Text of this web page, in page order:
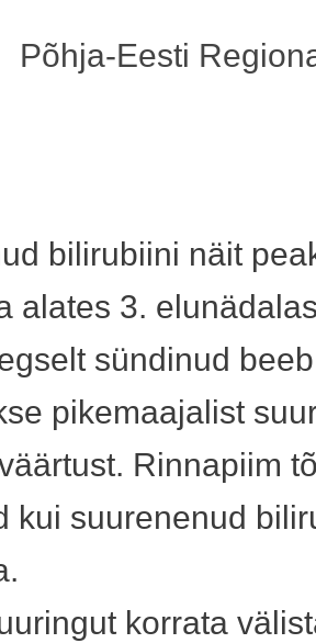
Põhja-Eesti
bilirubiini näit
alates 3.
sündinud
pikemaajalist
Rinnapiim
kui suurenenud
korrata